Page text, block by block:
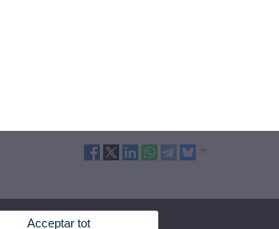
Acceptar tot